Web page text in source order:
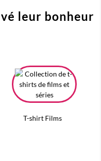
leur bonheur
T-shirt Films